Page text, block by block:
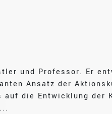
und Professor. Er
Ansatz der
die Entwicklung der